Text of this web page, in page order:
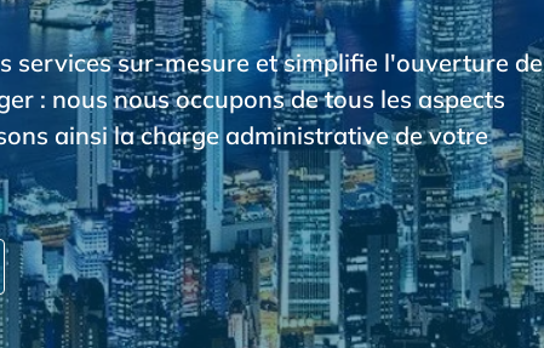
services sur-mesure et simplifie l'ouverture de
: nous nous occupons de tous les aspects
ainsi la charge administrative de votre